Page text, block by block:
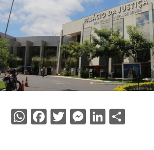
WhatsApp
Facebook
TwitterMessenger
LinkedIn